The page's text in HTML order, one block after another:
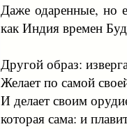
Даже одаренные, но
как Индия времен
Другой образ:
Желает по самой
И делает своим
которая сама: и